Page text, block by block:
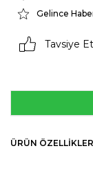
Gelince
Tavsiye Et
ÜRÜN